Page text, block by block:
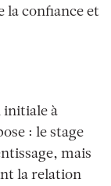
la confiance et
initiale à
: le stage
mais
la relation